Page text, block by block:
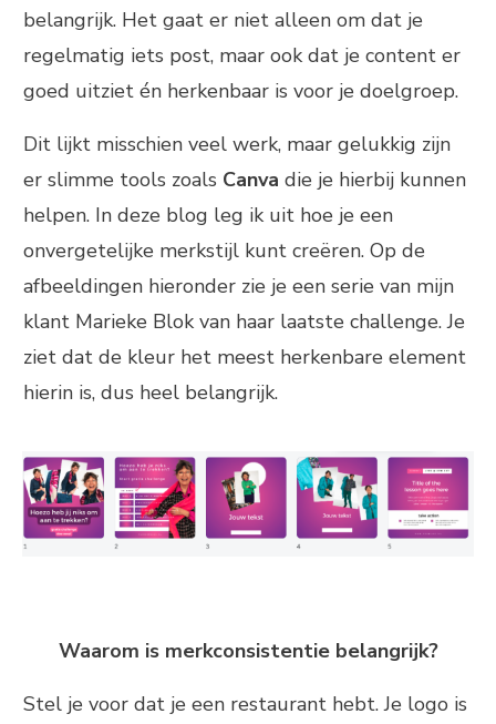
belangrijk. Het gaat er niet alleen om dat je
regelmatig iets post, maar ook dat je content er
goed uitziet én herkenbaar is voor je doelgroep.
Dit lijkt misschien veel werk, maar gelukkig zijn
er slimme tools zoals Canva die je hierbij kunnen
helpen. In deze blog leg ik uit hoe je een
onvergetelijke merkstijl kunt creëren. Op de
afbeeldingen hieronder zie je een serie van mijn
klant Marieke Blok van haar laatste challenge. Je
ziet dat de kleur het meest herkenbare element
hierin is, dus heel belangrijk.
Waarom is merkconsistentie belangrijk?
Stel je voor dat je een restaurant hebt. Je logo is